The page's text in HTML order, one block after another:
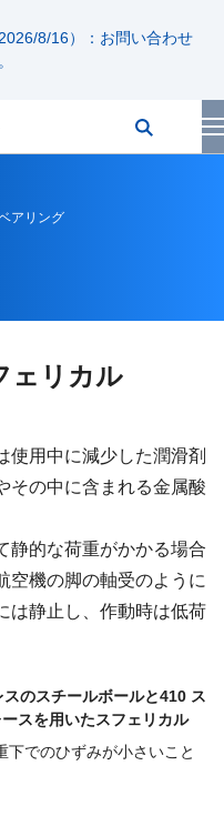
8/16）：お問い合わせ
アリング
ェリカル
使用中に減少した潤滑剤
その中に含まれる金属酸
静的な荷重がかかる場合
空機の脚の軸受のように
は静止し、作動時は低荷
のスチールボールと410 ス
スを用いたスフェリカル
でのひずみが小さいこと